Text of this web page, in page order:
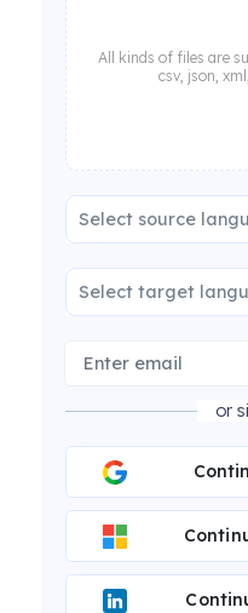
All kinds of files are
csv, json,
Select source
Select target
or